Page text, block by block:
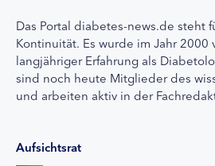
Das Portal diabetes-news.de steht
Kontinuität. Es wurde im Jahr 2000
langjähriger Erfahrung als
sind noch heute Mitglieder des
und arbeiten aktiv in der
Aufsichtsrat